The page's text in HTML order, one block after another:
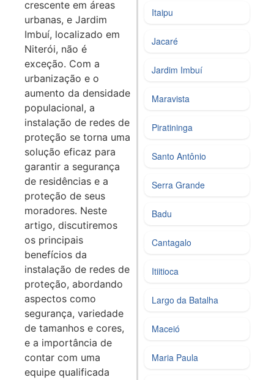
crescente em áreas
urbanas, e Jardim
Imbuí, localizado em
Niterói, não é
exceção. Com a
urbanização e o
aumento da densidade
populacional, a
instalação de redes de
proteção se torna uma
solução eficaz para
garantir a segurança
de residências e a
proteção de seus
moradores. Neste
artigo, discutiremos
os principais
benefícios da
instalação de redes de
proteção, abordando
aspectos como
segurança, variedade
de tamanhos e cores,
e a importância de
contar com uma
equipe qualificada
Itaipu
Jacaré
Jardim Imbuí
Maravista
Piratininga
Santo Antônio
Serra Grande
Badu
Cantagalo
Itiitioca
Largo da Batalha
Maceió
Maria Paula